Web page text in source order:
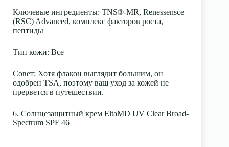
Ключевые ингредиенты: TNS®-MR, Renessensce
(RSC) Advanced, комплекс факторов роста,
пептиды
Тип кожи: Все
Совет: Хотя флакон выглядит большим, он
одобрен TSA, поэтому ваш уход за кожей не
прервется в путешествии.
6. Солнцезащитный крем EltaMD UV Clear Broad-
Spectrum SPF 46